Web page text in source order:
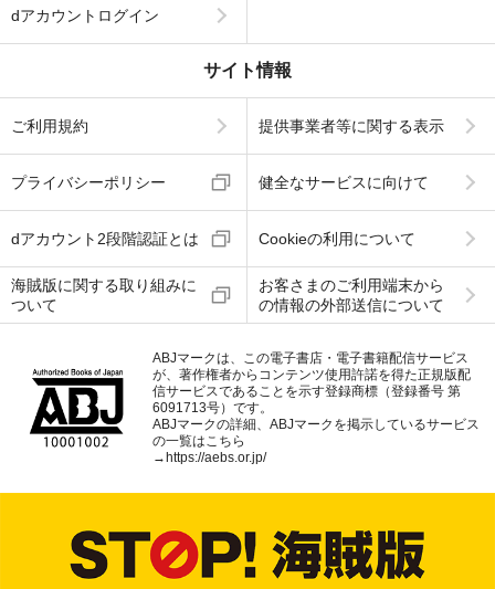
dアカウントログイン
サイト情報
ご利用規約 提供事業者等に関する表示
プライバシーポリシー 健全なサービスに向けて
dアカウント2段階認証とは Cookieの利用について
海賊版に関する取り組みに
ついて
お客さまのご利用端末から
の情報の外部送信について
ABJマークは、この電子書店・電子書籍配信サービス
が、著作権者からコンテンツ使用許諾を得た正規版配
信サービスであることを示す登録商標（登録番号 第
6091713号）です。
ABJマークの詳細、ABJマークを掲示しているサービス
の一覧はこちら
→https://aebs.or.jp/